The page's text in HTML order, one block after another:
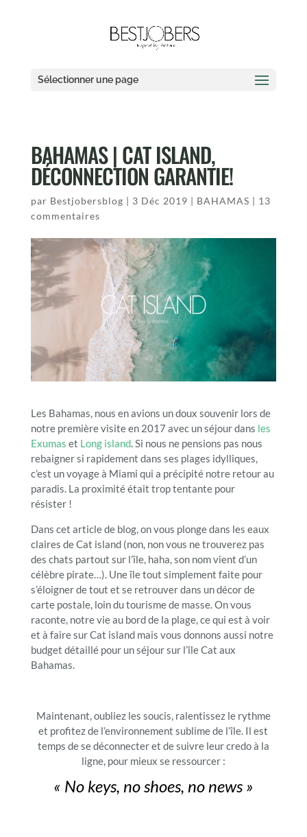
Sélectionner une page
BAHAMAS | CAT ISLAND,
DÉCONNECTION GARANTIE!
par Bestjobersblog | 3 Déc 2019 | BAHAMAS | 13
commentaires
Les Bahamas, nous en avions un doux souvenir lors de
notre première visite en 2017 avec un séjour dans les
Exumas et Long island. Si nous ne pensions pas nous
rebaigner si rapidement dans ses plages idylliques,
c’est un voyage à Miami qui a précipité notre retour au
paradis. La proximité était trop tentante pour
résister !
Dans cet article de blog, on vous plonge dans les eaux
claires de Cat island (non, non vous ne trouverez pas
des chats partout sur l’île, haha, son nom vient d’un
célèbre pirate…). Une île tout simplement faite pour
s’éloigner de tout et se retrouver dans un décor de
carte postale, loin du tourisme de masse. On vous
raconte, notre vie au bord de la plage, ce qui est à voir
et à faire sur Cat island mais vous donnons aussi notre
budget détaillé pour un séjour sur l’île Cat aux
Bahamas.
Maintenant, oubliez les soucis, ralentissez le rythme
et profitez de l’environnement sublime de l’île. Il est
temps de se déconnecter et de suivre leur credo à la
ligne, pour mieux se ressourcer :
« No keys, no shoes, no news »